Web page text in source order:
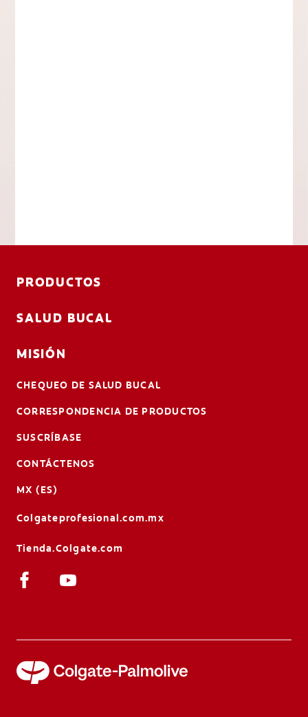
PRODUCTOS
SALUD BUCAL
MISIÓN
CHEQUEO DE SALUD BUCAL
CORRESPONDENCIA DE PRODUCTOS
SUSCRÍBASE
CONTÁCTENOS
MX (ES)
Colgateprofesional.com.mx
Tienda.Colgate.com